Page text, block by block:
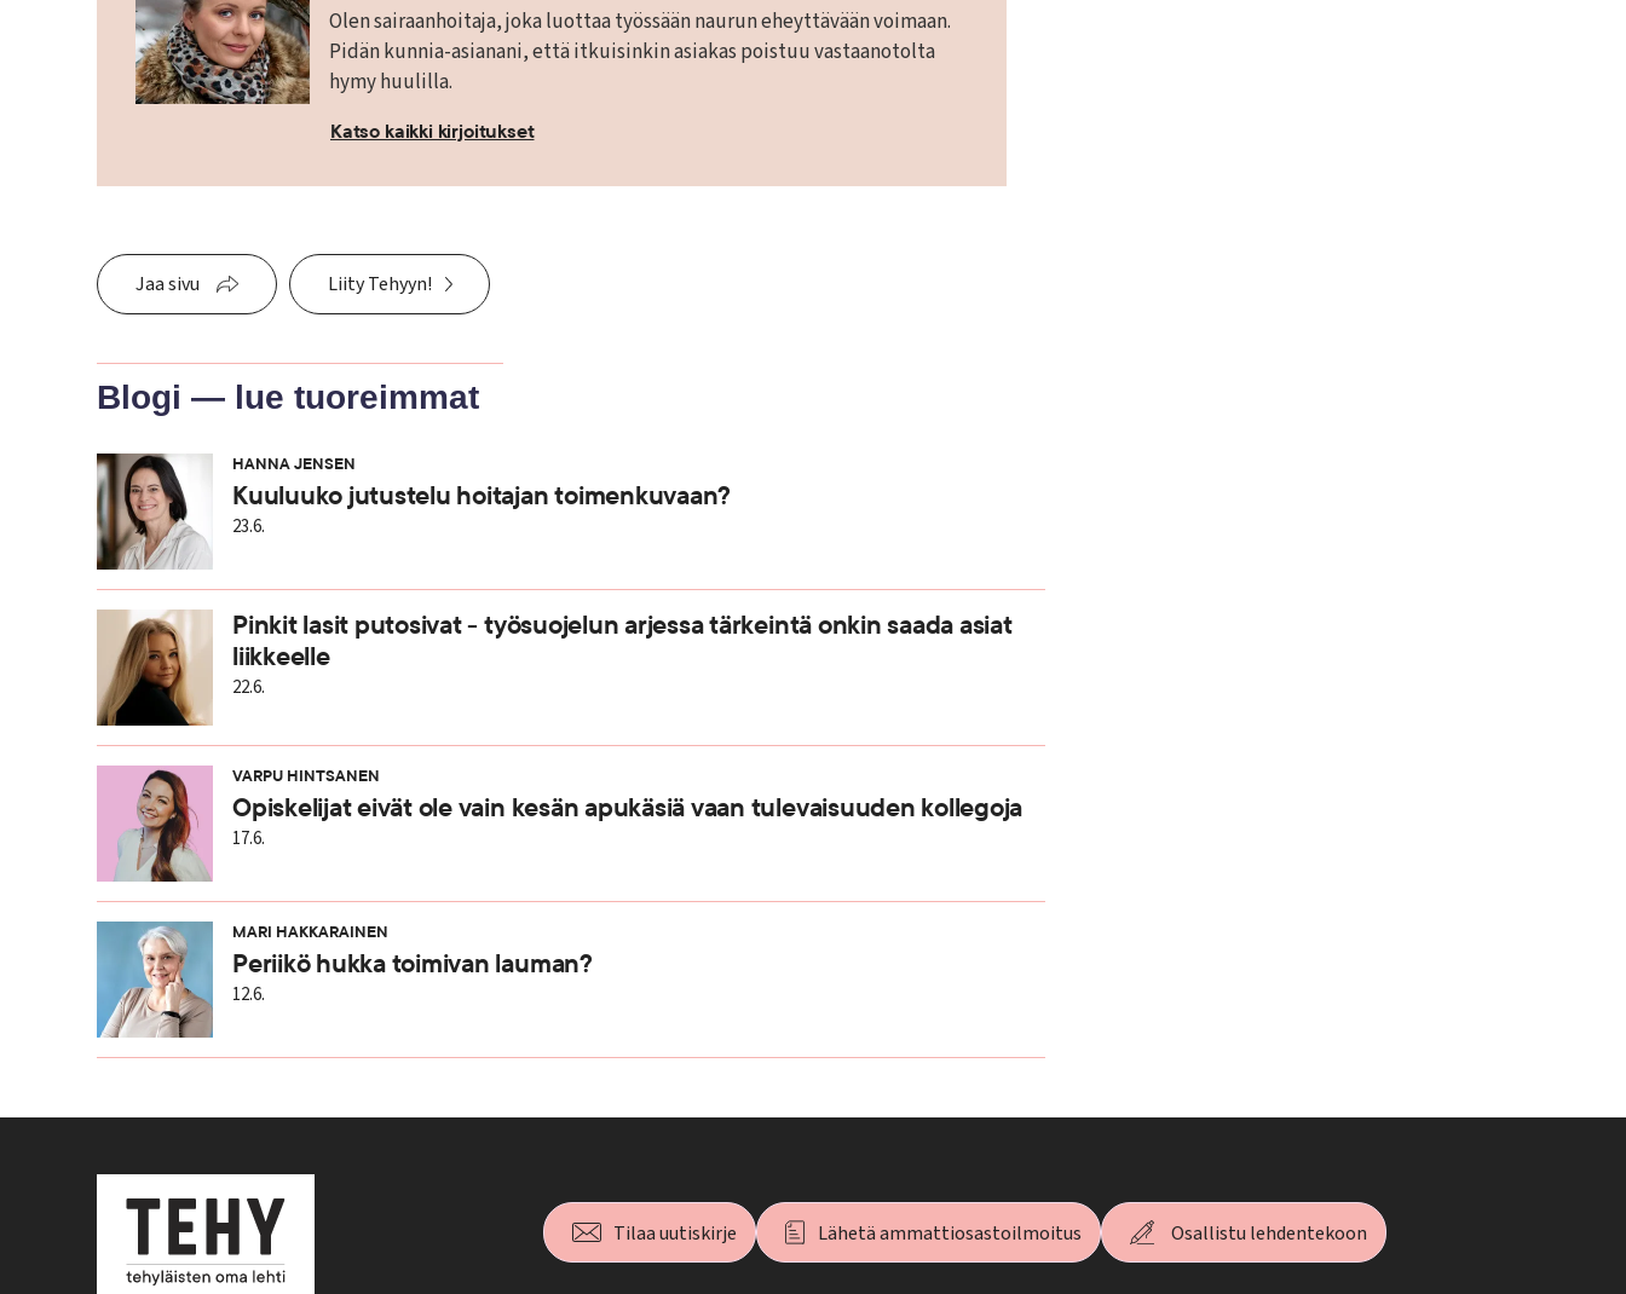
Olen sairaanhoitaja, joka luottaa työssään naurun eheyttävään voimaan.
Pidän kunnia-asianani, että itkuisinkin asiakas poistuu vastaanotolta
hymy huulilla.
Katso kaikki kirjoitukset
Jaa sivu Liity Tehyyn!
Blogi — lue tuoreimmat
HANNA JENSEN
Kuuluuko jutustelu hoitajan toimenkuvaan?
23.6.
Pinkit lasit putosivat - työsuojelun arjessa tärkeintä onkin saada asiat
liikkeelle
22.6.
VARPU HINTSANEN
Opiskelijat eivät ole vain kesän apukäsiä vaan tulevaisuuden kollegoja
17.6.
MARI HAKKARAINEN
Periikö hukka toimivan lauman?
12.6.
Tilaa uutiskirje Lähetä ammattiosastoilmoitus Osallistu lehdentekoon